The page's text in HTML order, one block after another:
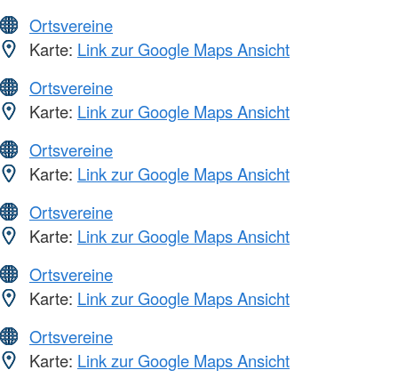
Ortsvereine
Karte: Link zur Google Maps Ansicht
Ortsvereine
Karte: Link zur Google Maps Ansicht
Ortsvereine
Karte: Link zur Google Maps Ansicht
Ortsvereine
Karte: Link zur Google Maps Ansicht
Ortsvereine
Karte: Link zur Google Maps Ansicht
Ortsvereine
Karte: Link zur Google Maps Ansicht